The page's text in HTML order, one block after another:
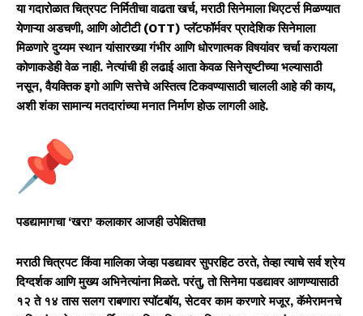
या गदारोळात चित्रपट निर्मितीचा वाढता खर्च, मराठी सिनेमाला थिएटर्स मिळण्यात
येणाऱ्या अडचणी, आणि ओटीटी (OTT) प्लॅटफॉर्मवर प्रादेशिक सिनेमाला
मिळणारे दुय्यम स्थान यांसारख्या गंभीर आणि धोरणात्मक विषयांवर चर्चा करायला
कोणाकडेही वेळ नाही. नेत्यांची ही लढाई आता केवळ सिनेसृष्टीच्या भल्यासाठी
नसून, वैयक्तिक इगो आणि सत्तेचे अस्तित्व टिकवण्यासाठी चालली आहे की काय,
अशी शंका सामान्य मतदारांच्या मनात निर्माण होऊ लागली आहे.
पडद्यामागचा ‘खरा’ कलाकार आजही उपेक्षितच!
मराठी चित्रपट किंवा मालिका जेव्हा पडद्यावर सुपरहिट ठरते, तेव्हा त्याचे सर्व श्रेय
दिग्दर्शक आणि मुख्य अभिनेत्यांना मिळते. परंतु, तो सिनेमा पडद्यावर आणण्यासाठी
१२ ते १४ तास सलग राबणारा स्पॉटबॉय, सेटवर काम करणारे मजूर, कॅमेरामनचे